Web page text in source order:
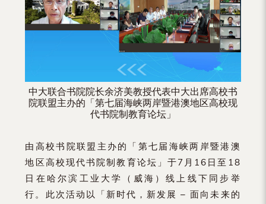
区）
中大联合书院院长余济美教授代表中大出席高校书
院联盟主办的「第七届海峡两岸暨港澳地区高校现
代书院制教育论坛」
由高校书院联盟主办的「第七届海峡两岸暨港澳
地区高校现代书院制教育论坛」于7月16日至18
日在哈尔滨工业大学（威海）线上线下同步举
行。此次活动以「新时代，新发展 – 面向未来的